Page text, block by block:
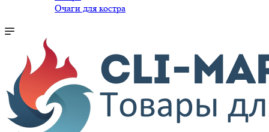
Очаги для костра